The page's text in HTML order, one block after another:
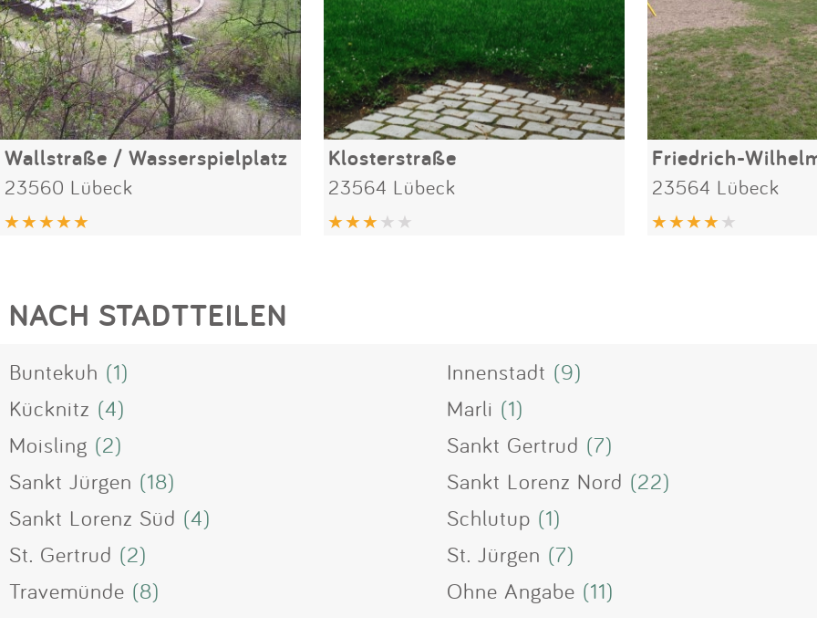
Wallstraße / Wasserspielplatz
23560 Lübeck
Klosterstraße
23564 Lübeck
Friedrich-
23564 Lübeck
NACH STADTTEILEN
Buntekuh (1) Innenstadt (9)
Kücknitz (4) Marli (1)
Moisling (2) Sankt Gertrud (7)
Sankt Jürgen (18) Sankt Lorenz Nord (22)
Sankt Lorenz Süd (4) Schlutup (1)
St. Gertrud (2) St. Jürgen (7)
Travemünde (8) Ohne Angabe (11)